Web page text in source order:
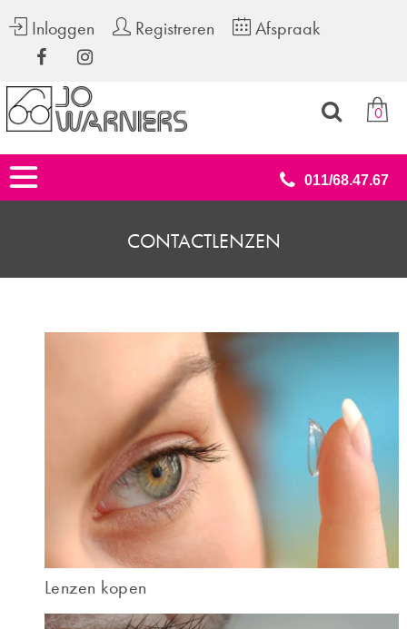
Inloggen Registreren Afspraak
0
011/68.47.67
CONTACTLENZEN
Lenzen kopen